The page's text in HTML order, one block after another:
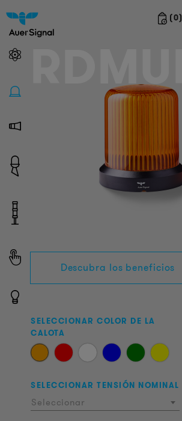
(0)
RDMUP
Descubra los beneficios
SELECCIONAR COLOR DE LA
CALOTA
SELECCIONAR TENSIÓN NOMINAL
Seleccionar